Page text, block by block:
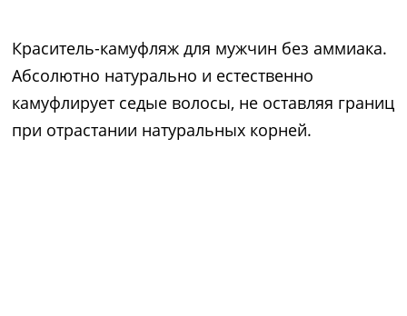
Краситель-камуфляж для мужчин без аммиака.
Абсолютно натурально и естественно
камуфлирует седые волосы, не оставляя границ
при отрастании натуральных корней.